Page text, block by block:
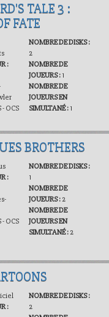
TALE 3 :
FATE
:
- OCS
NOMBRE DE DISKS :
2
NOMBRE DE
JOUEURS :1
NOMBRE DE
JOUEURS EN
SIMULTANÉ :1
BROTHERS
:
- OCS
NOMBRE DE DISKS :
1
NOMBRE DE
JOUEURS :2
NOMBRE DE
JOUEURS EN
SIMULTANÉ :2
:
NOMBRE DE DISKS :
2